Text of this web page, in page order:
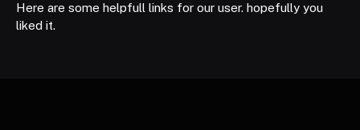
Here are some helpfull links for our user. hopefully you
liked it.